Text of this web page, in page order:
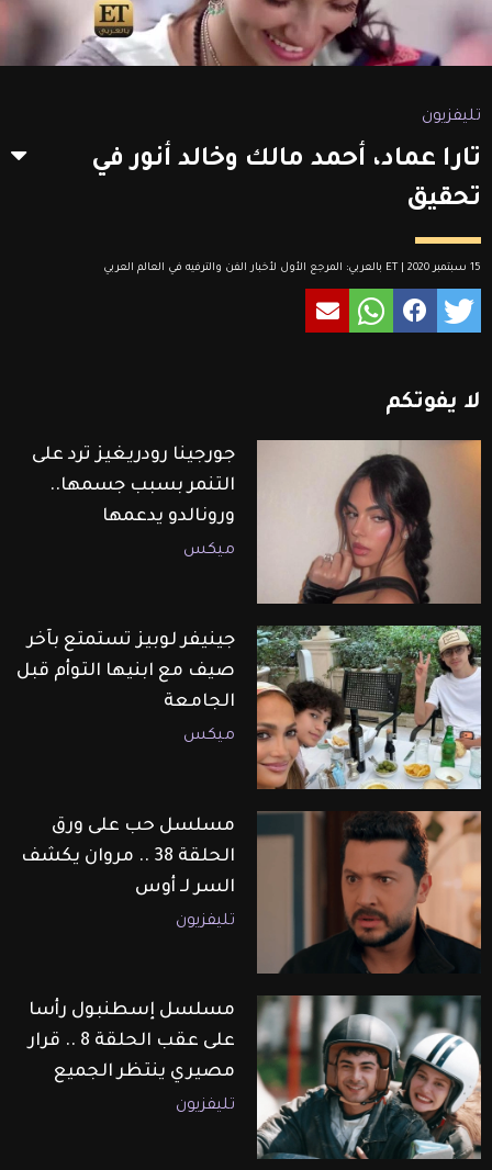
تليفزيون
تارا عماد، أحمد مالك وخالد أنور في
تحقيق
15 سبتمبر 2020 | ET بالعربي: المرجع الأول لأخبار الفن والترفيه في العالم العربي
لا يفوتكم
جورجينا رودريغيز ترد على
التنمر بسبب جسمها..
ورونالدو يدعمها
ميكس
جينيفر لوبيز تستمتع بآخر
صيف مع ابنيها التوأم قبل
الجامعة
ميكس
مسلسل حب على ورق
الحلقة 38 .. مروان يكشف
السر لـ أوس
تليفزيون
مسلسل إسطنبول رأسا
على عقب الحلقة 8 .. قرار
مصيري ينتظر الجميع
تليفزيون